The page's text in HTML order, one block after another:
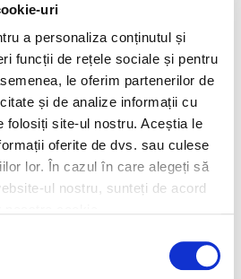
uri
a personaliza conținutul și
funcții de rețele sociale și pentru
le oferim partenerilor de
și de analize informații cu
folosiți site-ul nostru. Aceștia le
oferite de dvs. sau culese
lor. În cazul în care alegeți să
ul nostru, sunteți de acord
sau subtropicale ce se